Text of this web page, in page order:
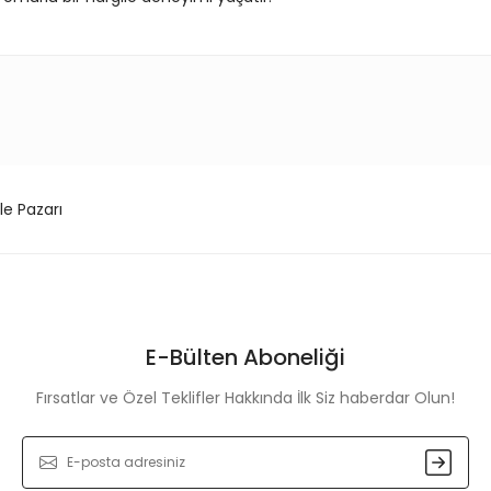
Pazarı
E-Bülten Aboneliği
Fırsatlar ve Özel Teklifler Hakkında İlk Siz haberdar Olun!